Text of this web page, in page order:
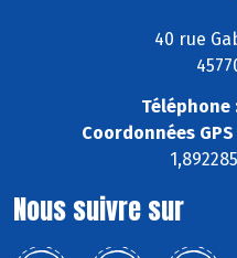
40 rue
Téléphone
Coordonnées GPS
Nous suivre sur